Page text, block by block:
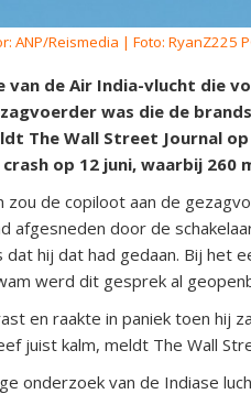
ANP/Reismedia | Foto: RyanZ225
van de Air India-vlucht die
was die de
The Wall Street Journal
op 12 juni, waarbij 260
de copiloot aan de
afgesneden door de
dat hij dat had gedaan. Bij het
werd dit gesprek al
en raakte in paniek toen hij
juist kalm, meldt The Wall
onderzoek van de Indiase